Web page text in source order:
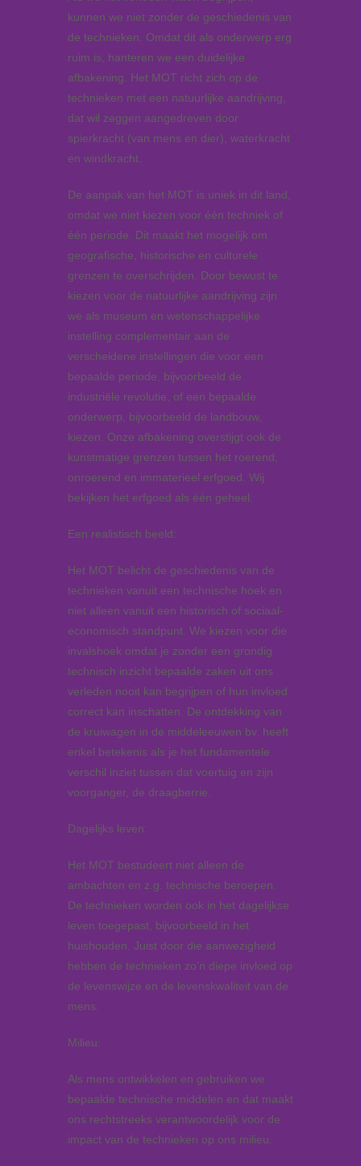
kunnen we niet zonder de geschiedenis van
de technieken. Omdat dit als onderwerp erg
ruim is, hanteren we een duidelijke
afbakening. Het MOT richt zich op de
technieken met een natuurlijke aandrijving,
dat wil zeggen aangedreven door
spierkracht (van mens en dier), waterkracht
en windkracht.
De aanpak van het MOT is uniek in dit land,
omdat we niet kiezen voor één techniek of
één periode. Dit maakt het mogelijk om
geografische, historische en culturele
grenzen te overschrijden. Door bewust te
kiezen voor de natuurlijke aandrijving zijn
we als museum en wetenschappelijke
instelling complementair aan de
verscheidene instellingen die voor een
bepaalde periode, bijvoorbeeld de
industriële revolutie, of een bepaalde
onderwerp, bijvoorbeeld de landbouw,
kiezen. Onze afbakening overstijgt ook de
kunstmatige grenzen tussen het roerend,
onroerend en immaterieel erfgoed. Wij
bekijken het erfgoed als één geheel.
Een realistisch beeld:
Het MOT belicht de geschiedenis van de
technieken vanuit een technische hoek en
niet alleen vanuit een historisch of sociaal-
economisch standpunt. We kiezen voor die
invalshoek omdat je zonder een grondig
technisch inzicht bepaalde zaken uit ons
verleden nooit kan begrijpen of hun invloed
correct kan inschatten. De ontdekking van
de kruiwagen in de middeleeuwen bv. heeft
enkel betekenis als je het fundamentele
verschil inziet tussen dat voertuig en zijn
voorganger, de draagberrie.
Dagelijks leven:
Het MOT bestudeert niet alleen de
ambachten en z.g. technische beroepen.
De technieken worden ook in het dagelijkse
leven toegepast, bijvoorbeeld in het
huishouden. Juist door die aanwezigheid
hebben de technieken zo’n diepe invloed op
de levenswijze en de levenskwaliteit van de
mens.
Milieu:
Als mens ontwikkelen en gebruiken we
bepaalde technische middelen en dat maakt
ons rechtstreeks verantwoordelijk voor de
impact van de technieken op ons milieu.